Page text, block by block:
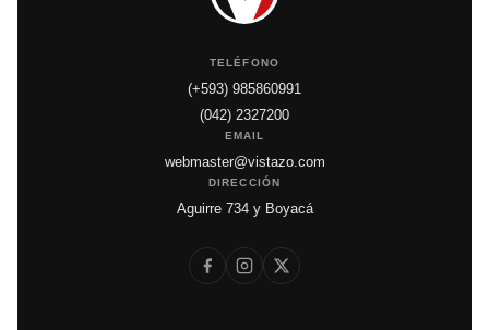
TELÉFONO
(+593) 985860991
(042) 2327200
EMAIL
webmaster@vistazo.com
DIRECCIÓN
Aguirre 734 y Boyacá